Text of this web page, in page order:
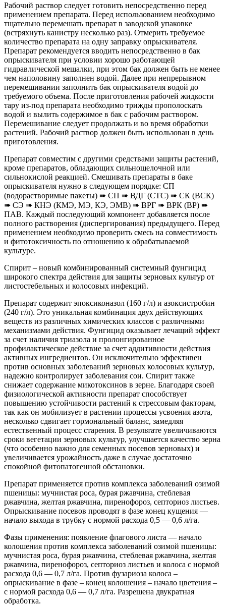
Рабочий раствор следует готовить непосредственно перед
применением препарата. Перед использованием необходимо
тщательно перемешать препарат в заводской упаковке
(встряхнуть канистру несколько раз). Отмерить требуемое
количество препарата на одну заправку опрыскивателя.
Препарат рекомендуется вводить непосредственно в бак
опрыскивателя при условии хорошо работающей
гидравлической мешалки, при этом бак должен быть не менее
чем наполовину заполнен водой. Далее при непрерывном
перемешивании заполнить бак опрыскивателя водой до
требуемого объема. После приготовления рабочей жидкости
тару из-под препарата необходимо трижды прополоскать
водой и вылить содержимое в бак с рабочим раствором.
Перемешивание следует продолжать и во время обработки
растений. Рабочий раствор должен быть использован в день
приготовления.
Препарат совместим с другими средствами защиты растений,
кроме препаратов, обладающих сильнощелочной или
сильнокислой реакцией. Смешивать препараты в баке
опрыскивателя нужно в следующем порядке: СП
(водорастворимые пакеты) ➠ СП ➠ ВДГ (СТС) ➠ СК (ВСК)
➠ СЭ ➠ КНЭ (КМЭ, МЭ, КЭ, ЭМВ) ➠ ВРГ ➠ ВРК (ВР) ➠
ПАВ. Каждый последующий компонент добавляется после
полного растворения (диспергирования) предыдущего. Перед
применением необходимо проверить смесь на совместимость
и фитотоксичность по отношению к обрабатываемой
культуре.
Спирит – новый комбинированный системный фунгицид
широкого спектра действия для защиты зерновых культур от
листостебельных и колосовых инфекций.
Препарат содержит эпоксиконазол (160 г/л) и азоксистробин
(240 г/л). Это уникальная комбинация двух действующих
веществ из различных химических классов с различными
механизмами действия. Фунгицид оказывает лечащий эффект
за счет наличия триазола и пролонгированное
профилактическое действие за счет аддитивности действия
активных ингредиентов. Он исключительно эффективен
против основных заболеваний зерновых колосовых культур,
надежно контролирует заболевания сои. Спирит также
снижает содержание микотоксинов в зерне. Благодаря своей
физиологической активности препарат способствует
повышению устойчивости растений к стрессовым факторам,
так как он мобилизует в растении процессы усвоения азота,
несколько сдвигает гормональный баланс, замедляя
естественный процесс старения. В результате увеличиваются
сроки вегетации зерновых культур, улучшается качество зерна
(что особенно важно для семенных посевов зерновых) и
увеличивается урожайность даже в случае достаточно
спокойной фитопатогенной обстановки.
Препарат применяется против комплекса заболеваний озимой
пшеницы: мучнистая роса, бурая ржавчина, стеблевая
ржавчина, желтая ржавчина, пиренофороз, септориоз листьев.
Опрыскивание посевов проводят в фазе конец кущения —
начало выхода в трубку с нормой расхода 0,5 — 0,6 л/га.
Фазы применения: появление флагового листа — начало
колошения против комплекса заболеваний озимой пшеницы:
мучнистая роса, бурая ржавчина, стеблевая ржавчина, желтая
ржавчина, пиренофороз, септориоз листьев и колоса с нормой
расхода 0,6 — 0,7 л/га. Против фузариоза колоса –
опрыскивание в фазе – конец колошения – начало цветения –
с нормой расхода 0,6 — 0,7 л/га. Разрешена двукратная
обработка.